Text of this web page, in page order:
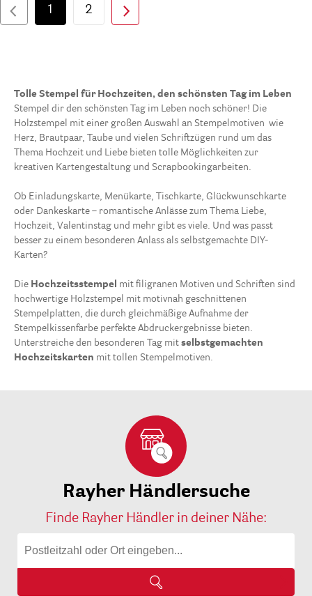
1 2
Tolle Stempel für Hochzeiten, den schönsten Tag im Leben
Stempel dir den schönsten Tag im Leben noch schöner! Die
Holzstempel mit einer großen Auswahl an Stempelmotiven wie
Herz, Brautpaar, Taube und vielen Schriftzügen rund um das
Thema Hochzeit und Liebe bieten tolle Möglichkeiten zur
kreativen Kartengestaltung und Scrapbookingarbeiten.
Ob Einladungskarte, Menükarte, Tischkarte, Glückwunschkarte
oder Dankeskarte – romantische Anlässe zum Thema Liebe,
Hochzeit, Valentinstag und mehr gibt es viele. Und was passt
besser zu einem besonderen Anlass als selbstgemachte DIY-
Karten?
Die Hochzeitsstempel mit filigranen Motiven und Schriften sind
hochwertige Holzstempel mit motivnah geschnittenen
Stempelplatten, die durch gleichmäßige Aufnahme der
Stempelkissenfarbe perfekte Abdruckergebnisse bieten.
Unterstreiche den besonderen Tag mit selbstgemachten
Hochzeitskarten mit tollen Stempelmotiven.
Rayher Händlersuche
Finde Rayher Händler in deiner Nähe: